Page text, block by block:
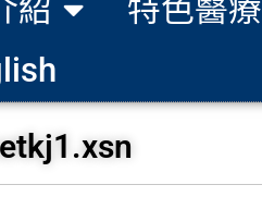
紹 特色醫療